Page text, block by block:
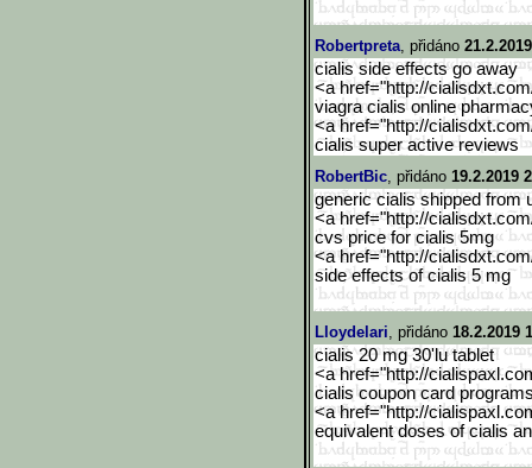
Robertpreta, přidáno
cialis side effects go away
<a href="http://
viagra cialis online
<a href="http://
cialis super active reviews
RobertBic, přidáno 19.2.2019
generic cialis shipped from
<a href="http://
cvs price for cialis 5mg
<a href="http://
side effects of cialis 5 mg
Lloydelari, přidáno 18.2.2019
cialis 20 mg 30'lu tablet
<a href="http://
cialis coupon card
<a href="http://
equivalent doses of cialis